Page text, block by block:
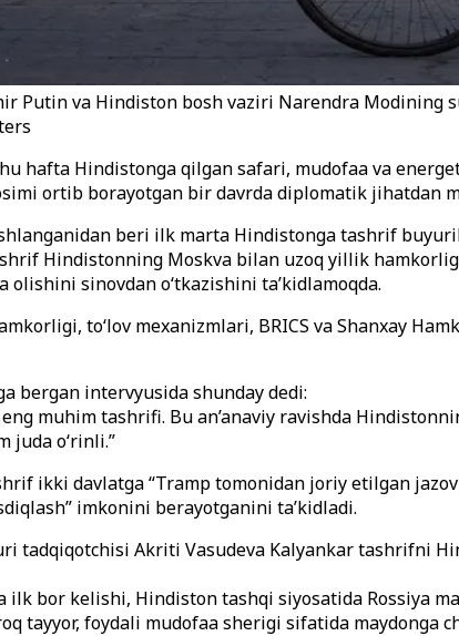
Putin va Hindiston bosh vaziri Narendra
hafta Hindistonga qilgan safari, mudofaa va
ortib borayotgan bir davrda diplomatik jihatdan
beri ilk marta Hindistonga tashrif
Hindistonning Moskva bilan uzoq yillik
sinovdan o‘tkazishini ta’kidlamoqda.
to‘lov mexanizmlari, BRICS va Shanxay
bergan intervyusida shunday dedi:
muhim tashrifi. Bu an’anaviy ravishda
juda o‘rinli.”
ikki davlatga “Tramp tomonidan joriy etilgan
imkonini berayotganini ta’kidladi.
tadqiqotchisi Akriti Vasudeva Kalyankar tashrifni
ilk bor kelishi, Hindiston tashqi siyosatida Rossiya
tayyor, foydali mudofaa sherigi sifatida maydonga